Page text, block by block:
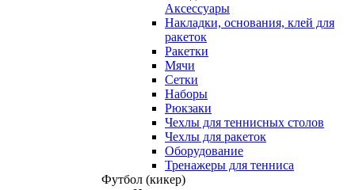
Аксессуары
Накладки, основания, клей для
ракеток
Ракетки
Мячи
Сетки
Наборы
Рюкзаки
Чехлы для теннисных столов
Чехлы для ракеток
Оборудование
Тренажеры для тенниса
Футбол (кикер)